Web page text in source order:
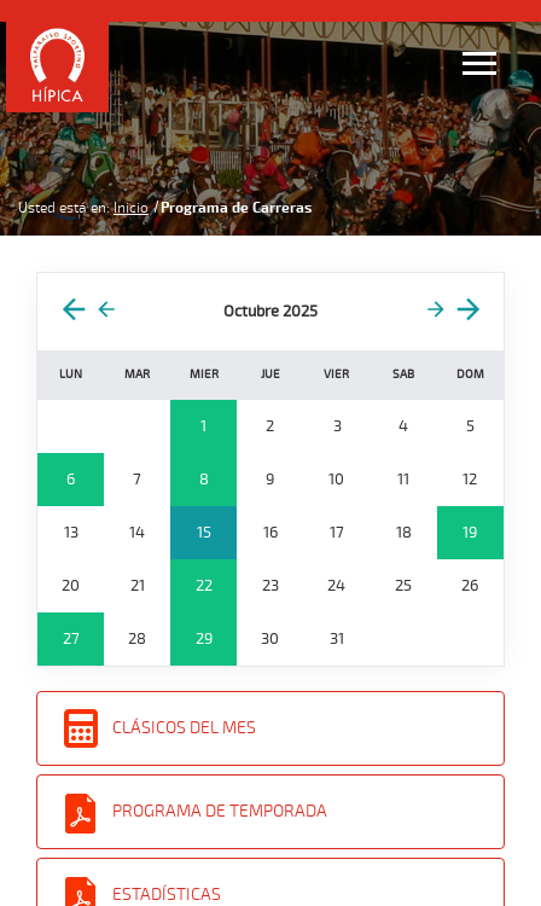
Usted está en: Inicio Programa de Carreras
Octubre 2025
LUN MAR MIER JUE VIER SAB DOM
1 2 3 4 5
6 7 8 9 10 11 12
13 14 15 16 17 18 19
20 21 22 23 24 25 26
27 28 29 30 31
CLÁSICOS DEL MES
PROGRAMA DE TEMPORADA
ESTADÍSTICAS